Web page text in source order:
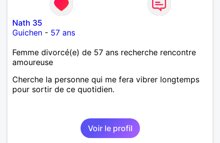
Nath 35
Guichen - 57 ans
Femme divorcé(e) de 57 ans recherche rencontre
amoureuse
Cherche la personne qui me fera vibrer longtemps
pour sortir de ce quotidien.
Voir le profil